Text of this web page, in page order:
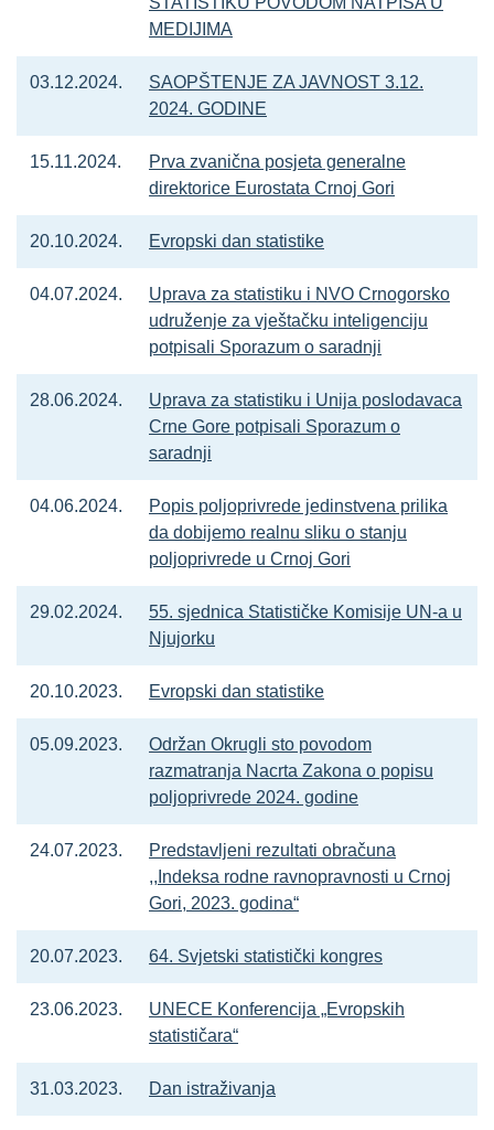
MEDIJIMA
03.12.2024.
SAOPŠTENJE ZA JAVNOST 3.12.
2024. GODINE
15.11.2024.
Prva zvanična posjeta generalne
direktorice Eurostata Crnoj Gori
20.10.2024. Evropski dan statistike
04.07.2024.
Uprava za statistiku i NVO Crnogorsko
udruženje za vještačku inteligenciju
potpisali Sporazum o saradnji
28.06.2024.
Uprava za statistiku i Unija poslodavaca
Crne Gore potpisali Sporazum o
saradnji
04.06.2024.
Popis poljoprivrede jedinstvena prilika
da dobijemo realnu sliku o stanju
poljoprivrede u Crnoj Gori
29.02.2024.
55. sjednica Statističke Komisije UN-a u
Njujorku
20.10.2023. Evropski dan statistike
05.09.2023.
Održan Okrugli sto povodom
razmatranja Nacrta Zakona o popisu
poljoprivrede 2024. godine
24.07.2023.
Predstavljeni rezultati obračuna
,,Indeksa rodne ravnopravnosti u Crnoj
Gori, 2023. godina“
20.07.2023. 64. Svjetski statistički kongres
23.06.2023.
UNECE Konferencija „Evropskih
statističara“
31.03.2023. Dan istraživanja